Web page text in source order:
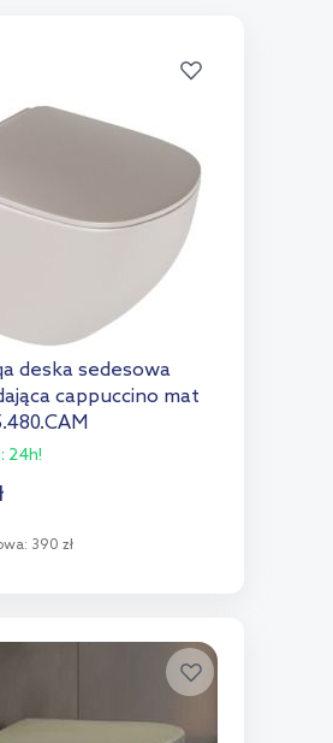
deska sedesowa
cappuccino mat
24h!
390 zł
do porównania